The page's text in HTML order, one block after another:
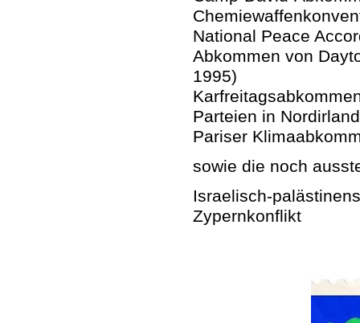
National Peace
Abkommen von
1995)
Parteien in
Pariser
sowie die noch
Israelisch-
Zypernkonflikt